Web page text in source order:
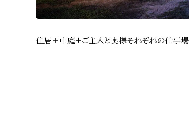
住居＋中庭+ご主人と奥様それぞれの仕事場